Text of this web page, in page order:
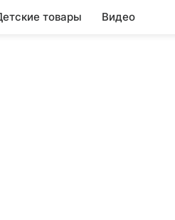
товары Видео